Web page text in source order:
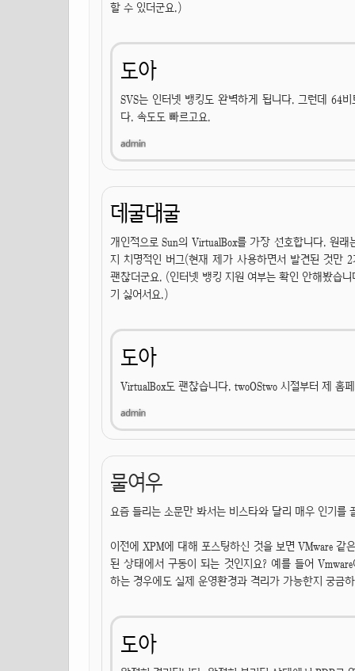
할 수 있더군요.)
도아
SVS는 인터넷 뱅킹도 완벽하게 됩니다. 그런데 64
다. 속도도 빠르고요.
데굴대굴
개인적으로 Sun의 VirtualBox를 가장 선호합니다. 원
지 치명적인 버그(현재 제가 사용하면서 발견된 것만
괜찮더군요. (인터넷 뱅킹 지원 여부는 확인 안해봤습
기 싫어서요.)
도아
VirtualBox도 괜찮습니다. twoOStwo 시절부터 제 홈
물여우
요즘 들리는 소문만 봐서는 비스타와 달리 매우 인기를
이전에 XPM에 대해 포스팅하신 것을 보면 VMware
된 상태에서 구동이 되는 것인지요? 예를 들어
하는 경우에도 실제 운영환경과 격리가 가능한지 궁금
도아